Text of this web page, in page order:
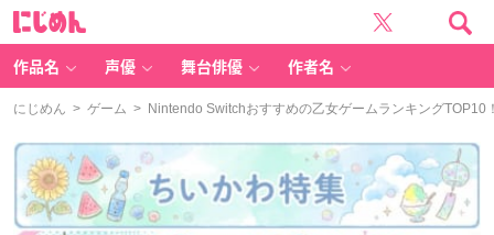
作品名 声優 舞台俳優 作者名
にじめん > ゲーム > Nintendo Switchおすすめの乙女ゲームランキングTOP10